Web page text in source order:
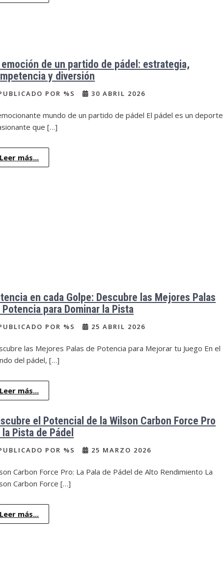
emoción de un partido de pádel: estrategia,
y diversión
POR %S 30 ABRIL 2026
mundo de un partido de pádel El pádel es un deporte
que […]
Leer más...
en cada Golpe: Descubre las Mejores Palas
Potencia para Dominar la Pista
POR %S 25 ABRIL 2026
las Mejores Palas de Potencia para Mejorar tu Juego En el
del pádel, […]
Leer más...
el Potencial de la Wilson Carbon Force Pro
la Pista de Pádel
POR %S 25 MARZO 2026
Carbon Force Pro: La Pala de Pádel de Alto Rendimiento La
Carbon Force […]
Leer más...